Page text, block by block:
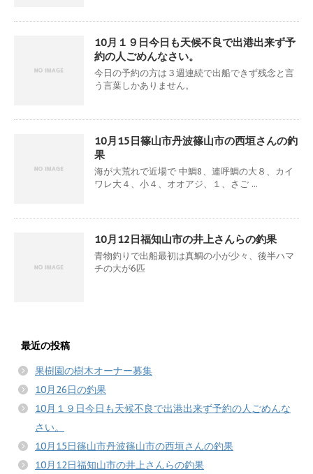
10月１９日今日も天候不良で出港出来ず予
約の人ごめんなさい。
今日の予約の方は３週連続で出船できず残念と言
う言葉しかありません。
10月15日篠山市丹波篠山市の西垣さんの釣
果
海が大荒れで近場で 中鯛8、連呼鯛の大８、カイ
ワレ大４、小４、オオアジ、１、さご ...
10月12日福知山市の井上さんらの釣果
青物釣りで出船最初は真鯛の小が少々、後半ハマ
チの大が6匹
最近の投稿
果樹園の樹木オーナー募集
10月26日の釣果
10月１９日今日も天候不良で出港出来ず予約の人ごめんな
さい。
10月15日篠山市丹波篠山市の西垣さんの釣果
10月12日福知山市の井上さんらの釣果